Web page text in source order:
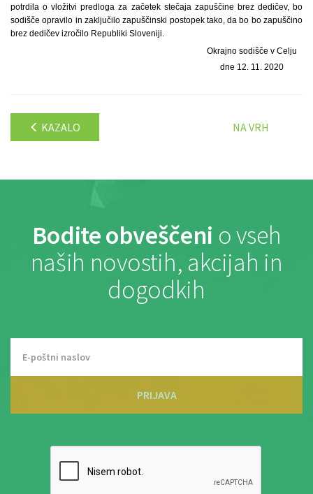
potrdila o vložitvi predloga za začetek stečaja zapuščine brez dedičev, bo
sodišče opravilo in zaključilo zapuščinski postopek tako, da bo bo zapuščino
brez dedičev izročilo Republiki Sloveniji.
Okrajno sodišče v Celju
dne 12. 11. 2020
KAZALO NA VRH
Bodite obveščeni o vseh
naših novostih, akcijah in
dogodkih
PRIJAVA